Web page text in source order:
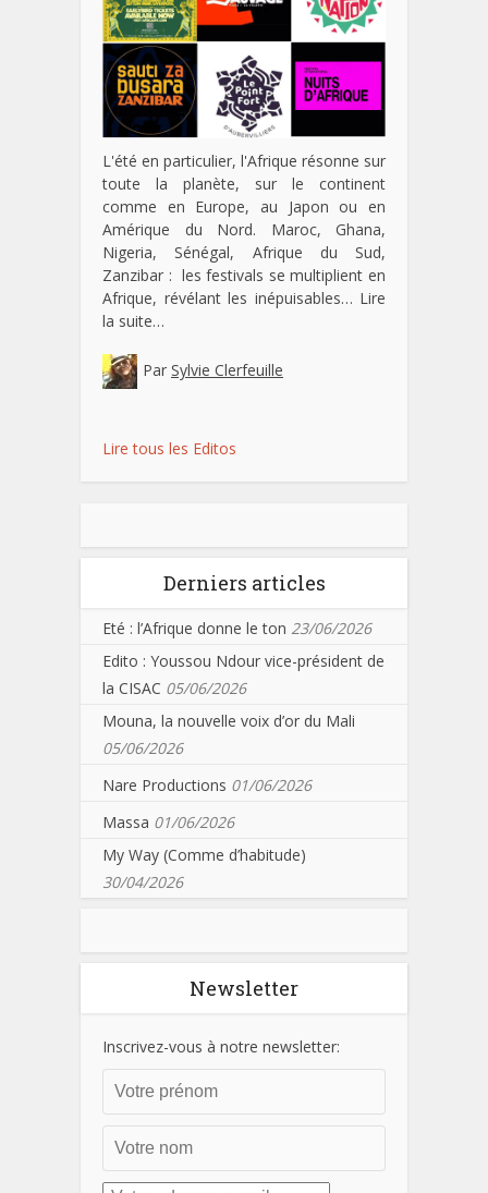
L'été en particulier, l'Afrique résonne sur
toute la planète, sur le continent
comme en Europe, au Japon ou en
Amérique du Nord. Maroc, Ghana,
Nigeria, Sénégal, Afrique du Sud,
Zanzibar : les festivals se multiplient en
Afrique, révélant les inépuisables… Lire
la suite…
Par Sylvie Clerfeuille
Lire tous les Editos
Derniers articles
Eté : l’Afrique donne le ton 23/06/2026
Edito : Youssou Ndour vice-président de
la CISAC 05/06/2026
Mouna, la nouvelle voix d’or du Mali
05/06/2026
Nare Productions 01/06/2026
Massa 01/06/2026
My Way (Comme d’habitude)
30/04/2026
Newsletter
Inscrivez-vous à notre newsletter: